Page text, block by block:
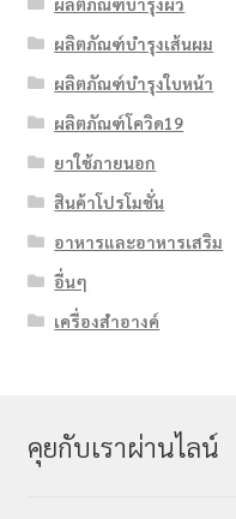
ผลิตภัณฑ์บำรุงเส้นผม
ผลิตภัณฑ์บำรุงใบหน้า
ผลิตภัณฑ์โควิด19
ยาใช้ภายนอก
สินค้าโปรโมชั่น
อาหารและอาหารเสริม
อื่นๆ
เครื่องสำอางค์
คุยกับเราผ่านไลน์